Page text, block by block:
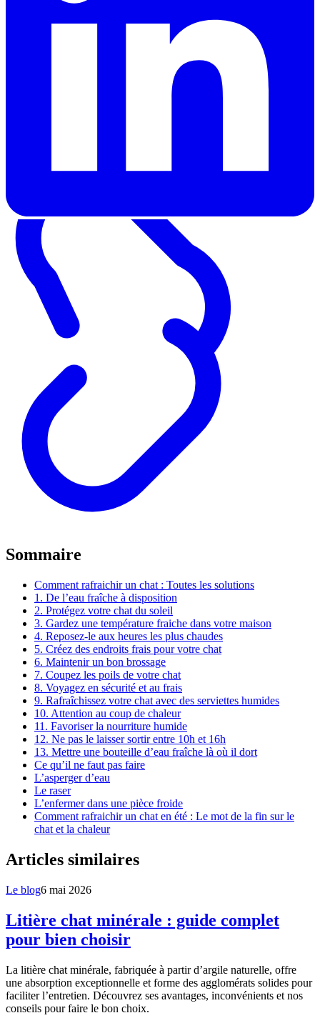
Sommaire
Comment rafraichir un chat : Toutes les solutions
1. De l’eau fraîche à disposition
2. Protégez votre chat du soleil
3. Gardez une température fraiche dans votre maison
4. Reposez-le aux heures les plus chaudes
5. Créez des endroits frais pour votre chat
6. Maintenir un bon brossage
7. Coupez les poils de votre chat
8. Voyagez en sécurité et au frais
9. Rafraîchissez votre chat avec des serviettes humides
10. Attention au coup de chaleur
11. Favoriser la nourriture humide
12. Ne pas le laisser sortir entre 10h et 16h
13. Mettre une bouteille d’eau fraîche là où il dort
Ce qu’il ne faut pas faire
L’asperger d’eau
Le raser
L’enfermer dans une pièce froide
Comment rafraichir un chat en été : Le mot de la fin sur le
chat et la chaleur
Articles similaires
Le blog6 mai 2026
Litière chat minérale : guide complet
pour bien choisir
La litière chat minérale, fabriquée à partir d’argile naturelle, offre
une absorption exceptionnelle et forme des agglomérats solides pour
faciliter l’entretien. Découvrez ses avantages, inconvénients et nos
conseils pour faire le bon choix.